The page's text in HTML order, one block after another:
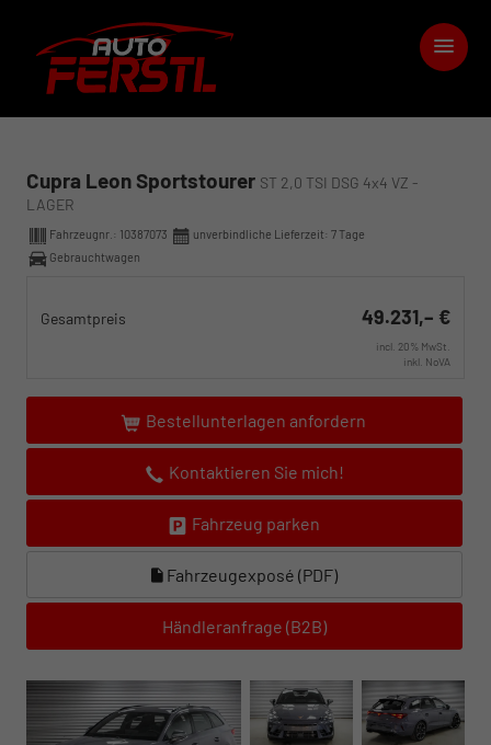
Cupra Leon Sportstourer ST 2,0 TSI DSG 4x4 VZ -
LAGER
Fahrzeugnr.: 10387073 unverbindliche Lieferzeit: 7 Tage
Gebrauchtwagen
Gesamtpreis 49.231,– €
incl. 20% MwSt.
inkl. NoVA
Bestellunterlagen anfordern
Kontaktieren Sie mich!
Fahrzeug parken
Fahrzeugexposé (PDF)
Händleranfrage (B2B)